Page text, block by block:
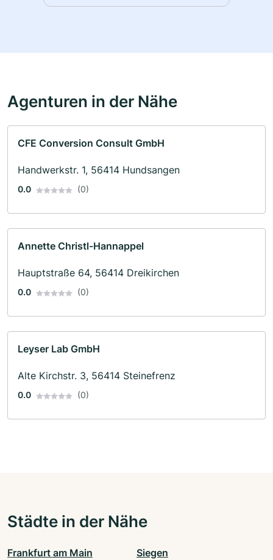
Agenturen in der Nähe
CFE Conversion Consult GmbH
Handwerkstr. 1, 56414 Hundsangen
0.0 (0)
Annette Christl-Hannappel
Hauptstraße 64, 56414 Dreikirchen
0.0 (0)
Leyser Lab GmbH
Alte Kirchstr. 3, 56414 Steinefrenz
0.0 (0)
Städte in der Nähe
Frankfurt am Main Siegen